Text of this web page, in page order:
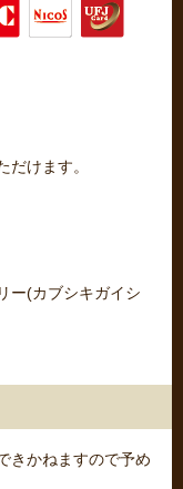
だけます。
ー(カブシキガイシ
きかねますので予め